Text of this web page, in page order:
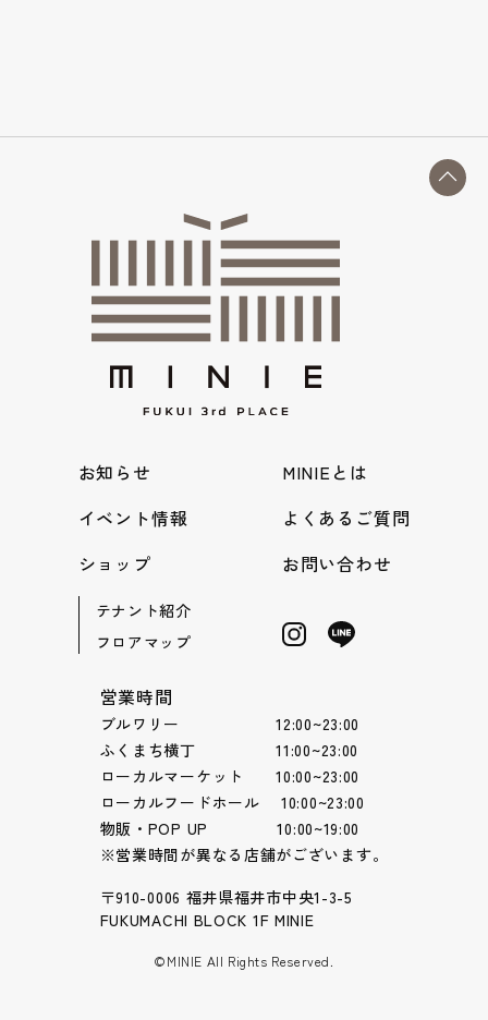
お知らせ
イベント情報
ショップ
テナント紹介
フロアマップ
MINIEとは
よくあるご質問
お問い合わせ
営業時間
ブルワリー 12:00~23:00
ふくまち横丁 11:00~23:00
ローカルマーケット 10:00~23:00
ローカルフードホール 10:00~23:00
物販・POP UP 10:00~19:00
※営業時間が異なる店舗がございます。
〒910-0006 福井県福井市中央1-3-5
FUKUMACHI BLOCK 1F MINIE
©MINIE All Rights Reserved.